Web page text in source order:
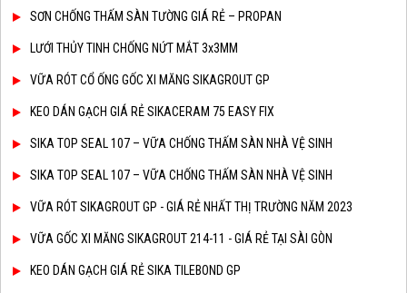
SƠN CHỐNG THẤM SÀN TƯỜNG GIÁ RẺ – PROPAN
LƯỚI THỦY TINH CHỐNG NỨT MẮT 3x3MM
VỮA RÓT CỔ ỐNG GỐC XI MĂNG SIKAGROUT GP
KEO DÁN GẠCH GIÁ RẺ SIKACERAM 75 EASY FIX
SIKA TOP SEAL 107 – VỮA CHỐNG THẤM SÀN NHÀ VỆ SINH
SIKA TOP SEAL 107 – VỮA CHỐNG THẤM SÀN NHÀ VỆ SINH
VỮA RÓT SIKAGROUT GP - GIÁ RẺ NHẤT THỊ TRƯỜNG NĂM 2023
VỮA GỐC XI MĂNG SIKAGROUT 214-11 - GIÁ RẺ TẠI SÀI GÒN
KEO DÁN GẠCH GIÁ RẺ SIKA TILEBOND GP